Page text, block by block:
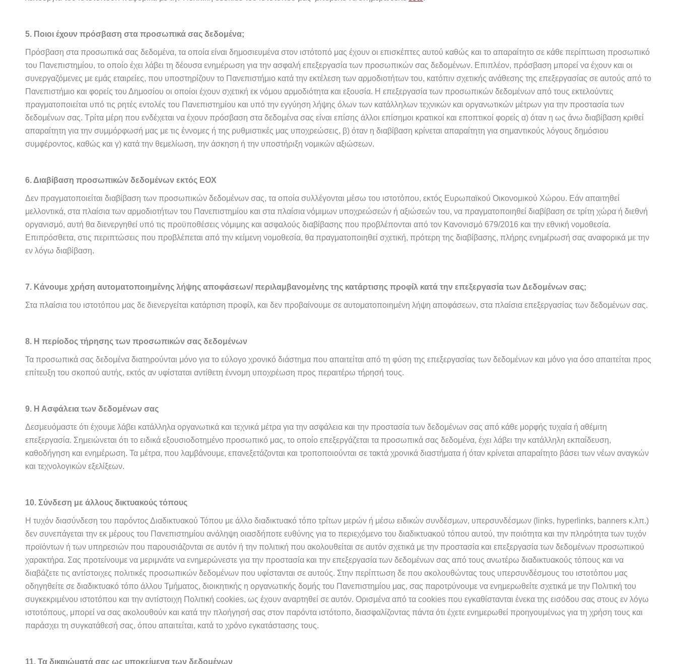
5. Ποιοι έχουν πρόσβαση στα προσωπικά σας δεδομένα;
Πρόσβαση στα προσωπικά σας δεδομένα, τα οποία είναι δημοσιευμένα στον ιστότοπό μας έχουν οι επισκέπτες αυτού καθώς και το απαραίτητο σε κάθε περίπτωση προσωπικό
του Πανεπιστημίου, το οποίο έχει λάβει τη δέουσα ενημέρωση για την ασφαλή επεξεργασία των προσωπικών σας δεδομένων. Επιπλέον, πρόσβαση μπορεί να έχουν και οι
συνεργαζόμενες με εμάς εταιρείες, που υποστηρίζουν το Πανεπιστήμιο κατά την εκτέλεση των αρμοδιοτήτων του, κατόπιν σχετικής ανάθεσης της επεξεργασίας σε αυτούς από το
Πανεπιστήμιο και φορείς του Δημοσίου οι οποίοι έχουν σχετική εκ νόμου αρμοδιότητα και εξουσία. Η επεξεργασία των προσωπικών δεδομένων από τους εκτελούντες
πραγματοποιείται υπό τις ρητές εντολές του Πανεπιστημίου και υπό την εγγύηση λήψης όλων των κατάλληλων τεχνικών και οργανωτικών μέτρων για την προστασία των
δεδομένων σας. Τρίτα μέρη που ενδέχεται να έχουν πρόσβαση στα δεδομένα σας είναι επίσης άλλοι επίσημοι κρατικοί και εποπτικοί φορείς α) όταν η ως άνω διαβίβαση κριθεί
απαραίτητη για την συμμόρφωσή μας με τις έννομες ή της ρυθμιστικές μας υποχρεώσεις, β) όταν η διαβίβαση κρίνεται απαραίτητη για σημαντικούς λόγους δημόσιου
συμφέροντος, καθώς και γ) κατά την θεμελίωση, την άσκηση ή την υποστήριξη νομικών αξιώσεων.
6. Διαβίβαση προσωπικών δεδομένων εκτός ΕΟΧ
Δεν πραγματοποιείται διαβίβαση των προσωπικών δεδομένων σας, τα οποία συλλέγονται μέσω του ιστοτόπου, εκτός Ευρωπαϊκού Οικονομικού Χώρου. Εάν απαιτηθεί
μελλοντικά, στα πλαίσια των αρμοδιοτήτων του Πανεπιστημίου και στα πλαίσια νόμιμων υποχρεώσεών ή αξιώσεών του, να πραγματοποιηθεί διαβίβαση σε τρίτη χώρα ή διεθνή
οργανισμό, αυτή θα διενεργηθεί υπό τις προϋποθέσεις νόμιμης και ασφαλούς διαβίβασης που προβλέπονται από τον Κανονισμό 679/2016 και την εθνική νομοθεσία.
Επιπρόσθετα, στις περιπτώσεις που προβλέπεται από την κείμενη νομοθεσία, θα πραγματοποιηθεί σχετική, πρότερη της διαβίβασης, πλήρης ενημέρωσή σας αναφορικά με την
εν λόγω διαβίβαση.
7. Κάνουμε χρήση αυτοματοποιημένης λήψης αποφάσεων/ περιλαμβανομένης της κατάρτισης προφίλ κατά την επεξεργασία των Δεδομένων σας;
Στα πλαίσια του ιστοτόπου μας δε διενεργείται κατάρτιση προφίλ, και δεν προβαίνουμε σε αυτοματοποιημένη λήψη αποφάσεων, στα πλαίσια επεξεργασίας των δεδομένων σας.
8. Η περίοδος τήρησης των προσωπικών σας δεδομένων
Τα προσωπικά σας δεδομένα διατηρούνται μόνο για το εύλογο χρονικό διάστημα που απαιτείται από τη φύση της επεξεργασίας των δεδομένων και μόνο για όσο απαιτείται προς
επίτευξη του σκοπού αυτής, εκτός αν υφίσταται αντίθετη έννομη υποχρέωση προς περαιτέρω τήρησή τους.
9. Η Ασφάλεια των δεδομένων σας
Δεσμευόμαστε ότι έχουμε λάβει κατάλληλα οργανωτικά και τεχνικά μέτρα για την ασφάλεια και την προστασία των δεδομένων σας από κάθε μορφής τυχαία ή αθέμιτη
επεξεργασία. Σημειώνεται ότι το ειδικά εξουσιοδοτημένο προσωπικό μας, το οποίο επεξεργάζεται τα προσωπικά σας δεδομένα, έχει λάβει την κατάλληλη εκπαίδευση,
καθοδήγηση και ενημέρωση. Τα μέτρα, που λαμβάνουμε, επανεξετάζονται και τροποποιούνται σε τακτά χρονικά διαστήματα ή όταν κρίνεται απαραίτητο βάσει των νέων αναγκών
και τεχνολογικών εξελίξεων.
10. Σύνδεση με άλλους δικτυακούς τόπους
Η τυχόν διασύνδεση του παρόντος Διαδικτυακού Τόπου με άλλο διαδικτυακό τόπο τρίτων μερών ή μέσω ειδικών συνδέσμων, υπερσυνδέσμων (links, hyperlinks, banners κ.λπ.)
δεν συνεπάγεται την εκ μέρους του Πανεπιστημίου ανάληψη οιασδήποτε ευθύνης για το περιεχόμενο του διαδικτυακού τόπου αυτού, την ποιότητα και την πληρότητα των τυχόν
προϊόντων ή των υπηρεσιών που παρουσιάζονται σε αυτόν ή την πολιτική που ακολουθείται σε αυτόν σχετικά με την προστασία και επεξεργασία των δεδομένων προσωπικού
χαρακτήρα. Σας προτείνουμε να μεριμνάτε να ενημερώνεστε για την προστασία και την επεξεργασία των δεδομένων σας από τους ανωτέρω διαδικτυακούς τόπους και να
διαβάζετε τις αντίστοιχες πολιτικές προσωπικών δεδομένων που υφίστανται σε αυτούς. Στην περίπτωση δε που ακολουθώντας τους υπερσυνδέσμους του ιστοτόπου μας
οδηγηθείτε σε διαδικτυακό τόπο άλλου Τμήματος, διοικητικής η οργανωτικής δομής του Πανεπιστημίου μας, σας παροτρύνουμε να ενημερωθείτε σχετικά με την Πολιτική του
συγκεκριμένου ιστοτόπου και την αντίστοιχη Πολιτική cookies, ως έχουν αναρτηθεί σε αυτόν. Ορισμένα από τα cookies που εγκαθίστανται ένεκα της εισόδου σας στους εν λόγω
ιστοτόπους, μπορεί να σας ακολουθούν και κατά την πλοήγησή σας στον παρόντα ιστότοπο, διασφαλίζοντας πάντα ότι έχετε ενημερωθεί προηγουμένως για τη χρήση τους και
παράσχει τη συγκατάθεσή σας, όπου απαιτείται, κατά το χρόνο εγκατάστασης τους.
11. Τα δικαιώματά σας ως υποκείμενα των δεδομένων